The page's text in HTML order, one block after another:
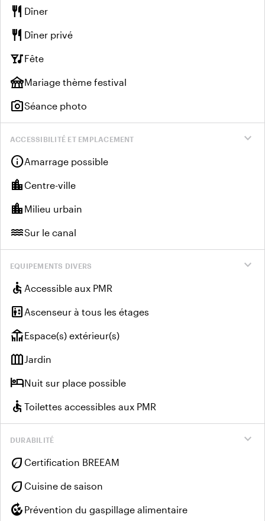
restaurant Dîner
restaurant Dîner privé
nightlifeFête
festivalMariage thème festival
photo_cameraSéance photo
expand_more
ACCESSIBILITÉ ET EMPLACEMENT
infoAmarrage possible
location_cityCentre-ville
location_city Milieu urbain
waterSur le canal
expand_more
EQUIPEMENTS DIVERS
accessible Accessible aux PMR
elevator Ascenseur à tous les étages
deckEspace(s) extérieur(s)
outdoor_gardenJardin
hotelNuit sur place possible
accessible Toilettes accessibles aux PMR
expand_more
DURABILITÉ
eco Certification BREEAM
eco Cuisine de saison
compost Prévention du gaspillage alimentaire